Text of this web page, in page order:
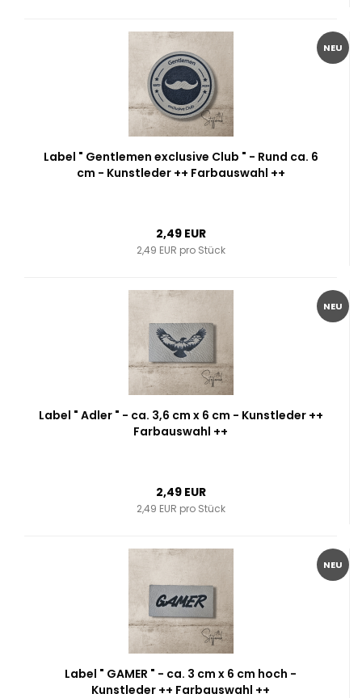
NEU
Label " Gentlemen exclusive Club " - Rund ca. 6
cm - Kunstleder ++ Farbauswahl ++
2,49 EUR
2,49 EUR pro Stück
NEU
Label " Adler " - ca. 3,6 cm x 6 cm - Kunstleder ++
Farbauswahl ++
2,49 EUR
2,49 EUR pro Stück
NEU
Label " GAMER " - ca. 3 cm x 6 cm hoch -
Kunstleder ++ Farbauswahl ++